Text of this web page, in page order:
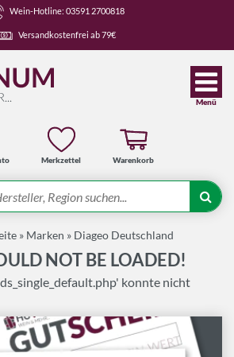
Wein-Hotline: 03591 2700818
Versandkostenfrei ab 79€
Merkzettel Warenkorb
Menü
Wein-Pakete
Spirituosen-Pakete
Weine
Spirituosen
» Marken » Diageo Deutschland
NOT BE LOADED!
konnte nicht